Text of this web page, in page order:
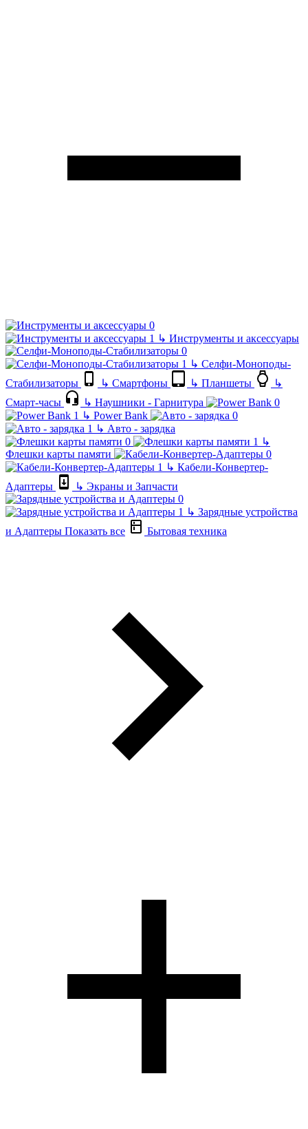
↳ Инструменты и аксессуары
↳ Селфи-Моноподы-
Стабилизаторы
↳ Смартфоны ↳ Планшеты
↳
Смарт-часы
↳ Наушники - Гарнитура
↳ Power Bank
↳ Авто - зарядка
↳
Флешки карты памяти
↳ Кабели-Конвертер-
Адаптеры
↳ Экраны и Запчасти
↳ Зарядные устройства
и Адаптеры Показать все Бытовая техника